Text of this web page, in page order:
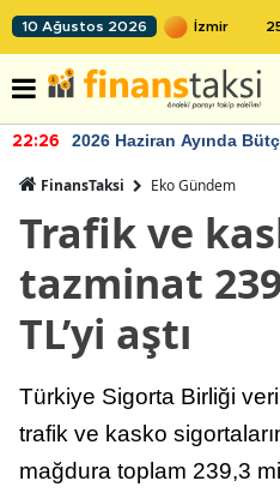
10 Ağustos 2026
22:26 2026 Haziran Ayında
FinansTaksi Eko Gündem
Trafik ve
tazminat
TL’yi aştı
Türkiye Sigorta Birliği
trafik ve kasko
mağdura toplam 239,3